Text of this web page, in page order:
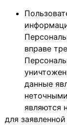
вправе
данные
являются
для